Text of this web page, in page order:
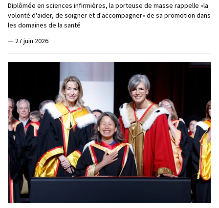
Diplômée en sciences infirmières, la porteuse de masse rappelle «la
volonté d'aider, de soigner et d'accompagner» de sa promotion dans
les domaines de la santé
— 27 juin 2026